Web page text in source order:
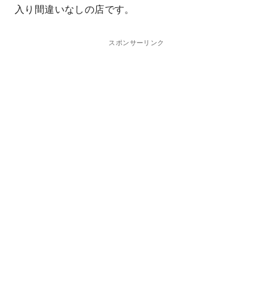
入り間違いなしの店です。
スポンサーリンク